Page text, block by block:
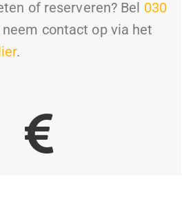
of reserveren? Bel 030
contact op via het
.